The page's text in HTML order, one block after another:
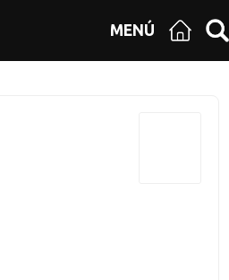
MENÚ